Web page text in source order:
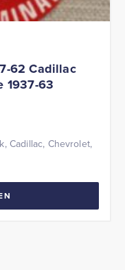
62 Cadillac
1937-63
Cadillac, Chevrolet,